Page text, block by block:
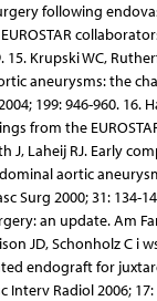
following
15. Krupski WC,
aneurysms: the
199: 946-960. 16.
from the
J, Laheij RJ. Early
aortic
Surg 2000; 31: 134-
an update. Am
JD, Schonholz C i
endograft for
Interv Radiol 2006; 17: